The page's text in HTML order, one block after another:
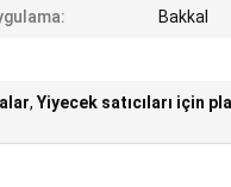
Bakkal
, Yiyecek satıcıları için